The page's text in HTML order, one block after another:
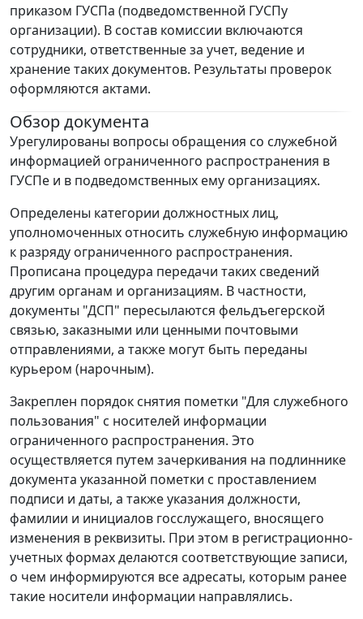
приказом ГУСПа (подведомственной ГУСПу
организации). В состав комиссии включаются
сотрудники, ответственные за учет, ведение и
хранение таких документов. Результаты проверок
оформляются актами.
Обзор документа
Урегулированы вопросы обращения со служебной
информацией ограниченного распространения в
ГУСПе и в подведомственных ему организациях.
Определены категории должностных лиц,
уполномоченных относить служебную информацию
к разряду ограниченного распространения.
Прописана процедура передачи таких сведений
другим органам и организациям. В частности,
документы "ДСП" пересылаются фельдъегерской
связью, заказными или ценными почтовыми
отправлениями, а также могут быть переданы
курьером (нарочным).
Закреплен порядок снятия пометки "Для служебного
пользования" с носителей информации
ограниченного распространения. Это
осуществляется путем зачеркивания на подлиннике
документа указанной пометки с проставлением
подписи и даты, а также указания должности,
фамилии и инициалов госслужащего, вносящего
изменения в реквизиты. При этом в регистрационно-
учетных формах делаются соответствующие записи,
о чем информируются все адресаты, которым ранее
такие носители информации направлялись.